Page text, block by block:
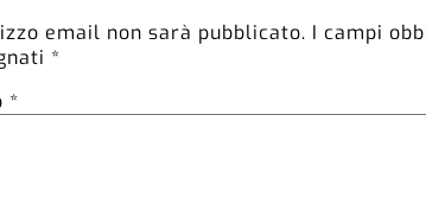
email non sarà pubblicato. I campi
*
*